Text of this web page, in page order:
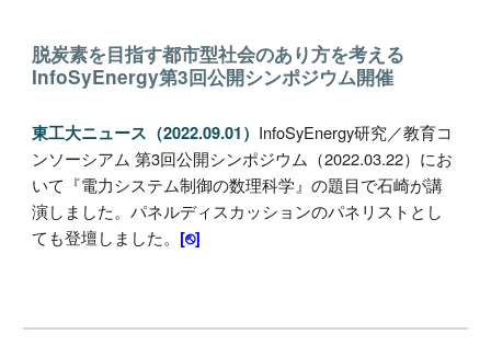
脱炭素を目指す都市型社会のあり方を考える
InfoSyEnergy第3回公開シンポジウム開催
東工大ニュース（2022.09.01） InfoSyEnergy研究／教育コ
ンソーシアム 第3回公開シンポジウム（2022.03.22）にお
いて『電力システム制御の数理科学』の題目で石崎が講
演しました。パネルディスカッションのパネリストとし
ても登壇しました。 [⎋]